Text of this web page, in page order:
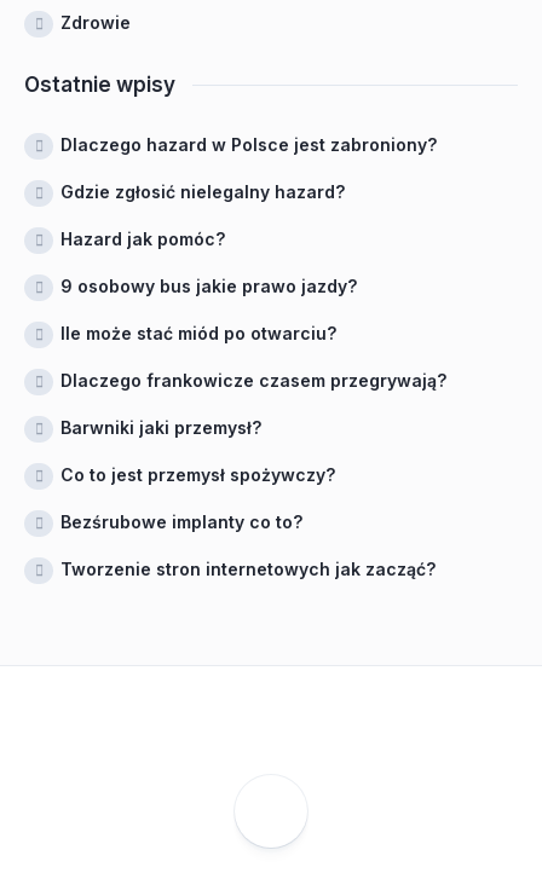
Zdrowie
Ostatnie wpisy
Dlaczego hazard w Polsce jest zabroniony?
Gdzie zgłosić nielegalny hazard?
Hazard jak pomóc?
9 osobowy bus jakie prawo jazdy?
Ile może stać miód po otwarciu?
Dlaczego frankowicze czasem przegrywają?
Barwniki jaki przemysł?
Co to jest przemysł spożywczy?
Bezśrubowe implanty co to?
Tworzenie stron internetowych jak zacząć?